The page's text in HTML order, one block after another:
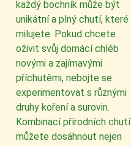
každý bochník může být
unikátní a plný chutí, které
milujete. Pokud chcete
oživit svůj domácí chléb
novými a zajímavými
příchutěmi, nebojte se
experimentovat s různými
druhy koření a surovin.
Kombinací přírodních chutí
můžete dosáhnout nejen